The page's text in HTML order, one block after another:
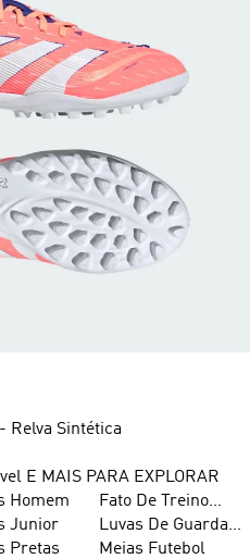
Relva Sintética
E MAIS PARA EXPLORAR
Homem
Junior
Pretas
Futebol
Fato De Treino
Futebol
Luvas De Guarda
Redes
Meias Futebol